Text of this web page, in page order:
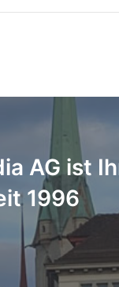
AG ist
1996